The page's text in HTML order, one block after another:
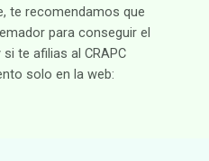
te recomendamos que
para conseguir el
te afilias al CRAPC
solo en la web: